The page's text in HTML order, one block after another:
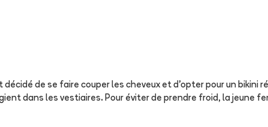
de se faire couper les cheveux et d’opter pour un bikini
dans les vestiaires. Pour éviter de prendre froid, la jeune